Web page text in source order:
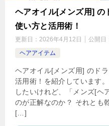
ヘアオイル[メンズ用] の
使い方と活用術！
更新日： 2026年4月12日 公開日
ヘアアイテム
ヘアオイル[メンズ用] のド
活用術！を紹介しています
したいけれど、「メンズ[ヘ
のが正解なのか？ それとも
[…]